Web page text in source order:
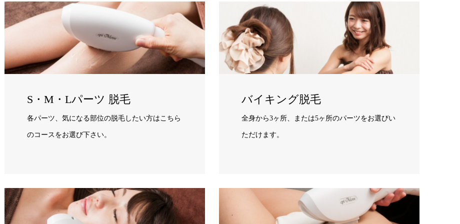
S・M・Lパーツ 脱毛
各パーツ、気になる部位の脱毛したい方はこちら
のコースをお選び下さい。
バイキング脱毛
全身から3ヶ所、または5ヶ所のパーツをお選びい
ただけます。